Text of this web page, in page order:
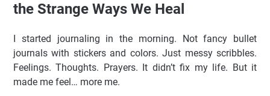
the Strange Ways We Heal
I started journaling in the morning. Not fancy bullet
journals with stickers and colors. Just messy scribbles.
Feelings. Thoughts. Prayers. It didn’t fix my life. But it
made me feel… more me.